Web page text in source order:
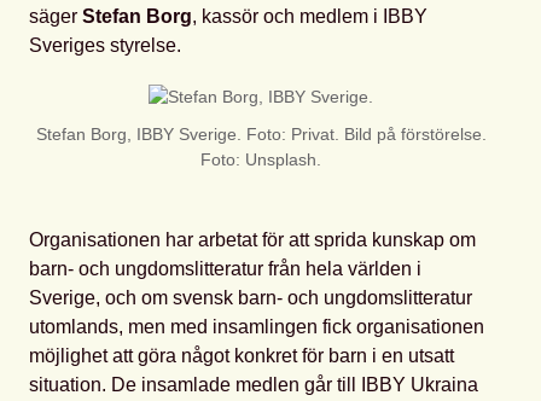
säger Stefan Borg, kassör och medlem i IBBY
Sveriges styrelse.
Stefan Borg, IBBY Sverige. Foto: Privat. Bild på förstörelse.
Foto: Unsplash.
Organisationen har arbetat för att sprida kunskap om
barn- och ungdomslitteratur från hela världen i
Sverige, och om svensk barn- och ungdomslitteratur
utomlands, men med insamlingen fick organisationen
möjlighet att göra något konkret för barn i en utsatt
situation. De insamlade medlen går till IBBY Ukraina